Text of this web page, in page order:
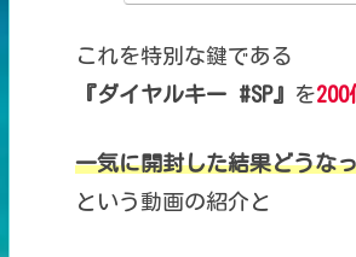
これを特別な鍵である
『ダイヤルキー #SP』
を200
一気に開封した結果どうな
という動画の紹介と